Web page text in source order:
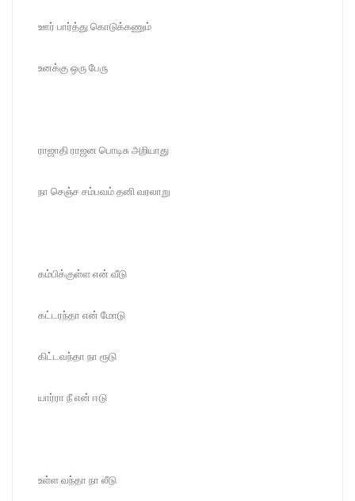
ஊர் பார்த்து கொடுக்கணும்
உனக்கு ஒரு பேரு
ராஜாதி ராஜன பொடிசு அறியாது
நா செஞ்ச சம்பவம் தனி வரலாறு
கம்பிக்குள்ள என் வீடு
கட்டரந்தா என் மோடு
கிட்டவந்தா நா ரூடு
யார்ரா நீ என் ஈடு
உள்ள வந்தா நா லீடு